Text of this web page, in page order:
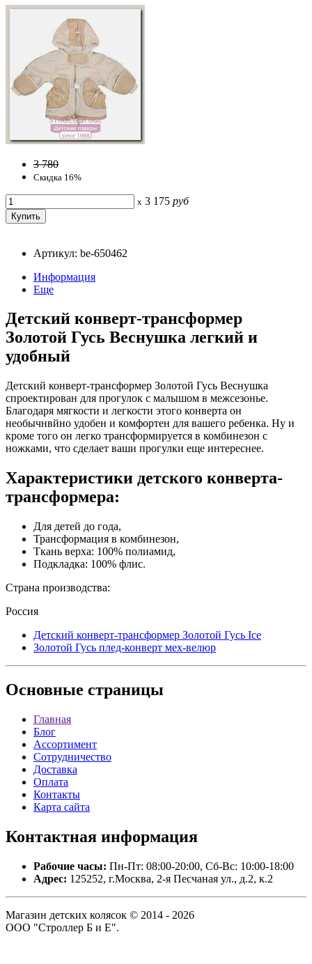
3 780
Скидка 16%
x 3 175 руб
Артикул: be-650462
Информация
Еще
Детский конверт-трансформер
Золотой Гусь Веснушка легкий и
удобный
Детский конверт-трансформер Золотой Гусь Веснушка
спроектирован для прогулок с малышом в межсезонье.
Благодаря мягкости и легкости этого конверта он
необычнвйно удобен и комфортен для вашего ребенка. Ну и
кроме того он легко трансформируется в комбинезон с
ножками, что сделает ваши прогулки еще интереснее.
Характеристики детского конверта-
трансформера:
Для детей до года,
Трансформация в комбинезон,
Ткань верха: 100% полиамид,
Подкладка: 100% флис.
Страна производства:
Россия
Детский конверт-трансформер Золотой Гусь Ice
Золотой Гусь плед-конверт мех-велюр
Основные страницы
Главная
Блог
Ассортимент
Сотрудничество
Доставка
Оплата
Контакты
Карта сайта
Контактная информация
Рабочие часы: Пн-Пт: 08:00-20:00, Сб-Вс: 10:00-18:00
Адрес: 125252, г.Москва, 2-я Песчаная ул., д.2, к.2
Магазин детских колясок © 2014 - 2026
ООО "Строллер Б и Е".